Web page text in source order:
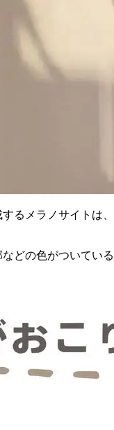
るメラノサイトは、
どの色がついている